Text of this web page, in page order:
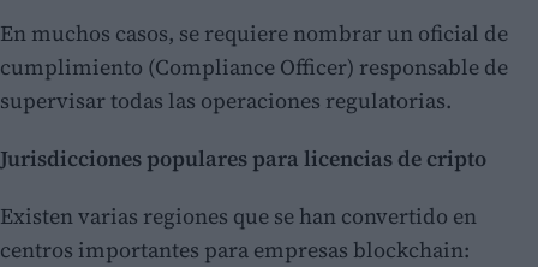
En muchos casos, se requiere nombrar un oficial de
cumplimiento (Compliance Officer) responsable de
supervisar todas las operaciones regulatorias.
Jurisdicciones populares para licencias de cripto
Existen varias regiones que se han convertido en
centros importantes para empresas blockchain: